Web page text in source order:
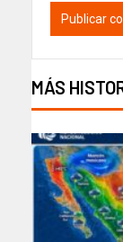
MÁS